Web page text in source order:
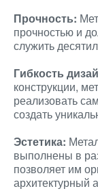
Прочность:
прочностью и
служить
Гибкость
конструкции,
реализовать
создать
Эстетика:
выполнены в
позволяет им
архитектурный